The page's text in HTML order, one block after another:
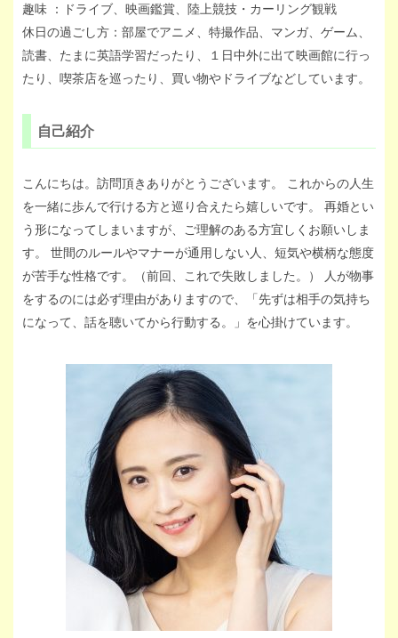
趣味 ：ドライブ、映画鑑賞、陸上競技・カーリング観戦
休日の過ごし方：部屋でアニメ、特撮作品、マンガ、ゲーム、
読書、たまに英語学習だったり、１日中外に出て映画館に行っ
たり、喫茶店を巡ったり、買い物やドライブなどしています。
自己紹介
こんにちは。訪問頂きありがとうございます。 これからの人生
を一緒に歩んで行ける方と巡り合えたら嬉しいです。 再婚とい
う形になってしまいますが、ご理解のある方宜しくお願いしま
す。 世間のルールやマナーが通用しない人、短気や横柄な態度
が苦手な性格です。（前回、これで失敗しました。） 人が物事
をするのには必ず理由がありますので、「先ずは相手の気持ち
になって、話を聴いてから行動する。」を心掛けています。